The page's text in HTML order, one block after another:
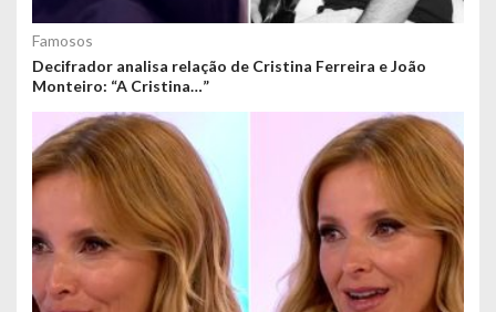
Famosos
Decifrador analisa relação de Cristina Ferreira e João
Monteiro: “A Cristina…”